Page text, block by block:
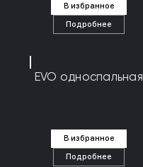
В избранное
Подробнее
EVO односпальная
В избранное
Подробнее